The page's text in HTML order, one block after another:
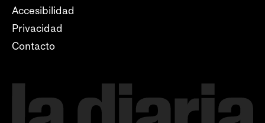
Accesibilidad
Privacidad
Contacto